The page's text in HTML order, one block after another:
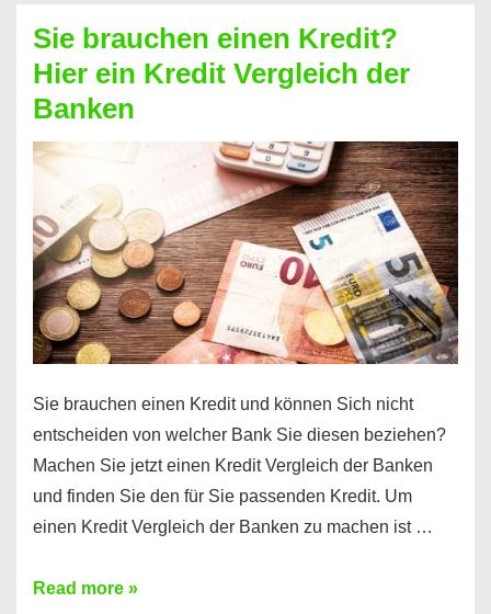
Summe
Geld?
Hier
einen
10000
Euro
Kredit
finden
Sie brauchen einen Kredit?
Hier ein Kredit Vergleich der
Banken
Sie brauchen einen Kredit und können Sich nicht
entscheiden von welcher Bank Sie diesen beziehen?
Machen Sie jetzt einen Kredit Vergleich der Banken
und finden Sie den für Sie passenden Kredit. Um
einen Kredit Vergleich der Banken zu machen ist …
Sie
Read more »